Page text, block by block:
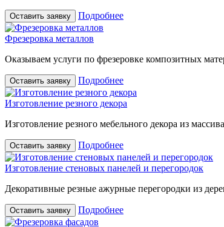
Оставить заявку Подробнее
Фрезеровка металлов
Оказываем услуги по фрезеровке композитных
Оставить заявку Подробнее
Изготовление резного декора
Изготовление резного мебельного декора из
Оставить заявку Подробнее
Изготовление стеновых панелей и перегородок
Декоративные резные ажурные перегородки из
Оставить заявку Подробнее